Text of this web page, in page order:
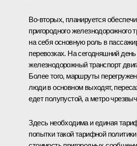
Во‑вторых, планируется
пригородного железнодорожного
на себя основную роль в
перевозках. На сегодняшний
железнодорожный транспорт
Более того, маршруты
люди в основном выходят,
едет полупустой, а метро
Здесь необходима и единая
попытки такой тарифной